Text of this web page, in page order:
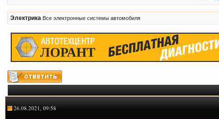
Электрика Все электронные системы автомобиля
26.08.2021, 09:58